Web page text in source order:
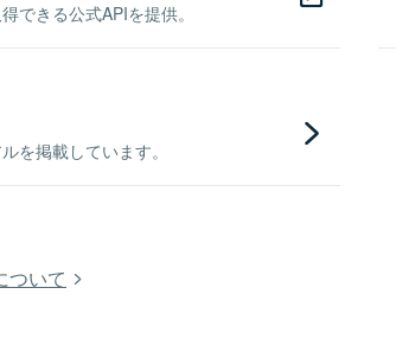
できる公式APIを提供。
を掲載しています。
ついて